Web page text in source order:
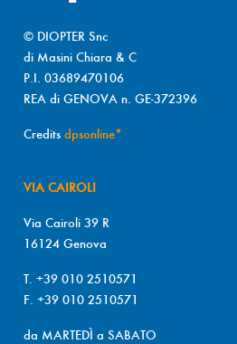
© DIOPTER Snc
di Masini Chiara & C
P.I. 03689470106
REA di GENOVA n. GE-372396
Credits dpsonline*
VIA CAIROLI
Via Cairoli 39 R
16124 Genova
T. +39 010 2510571
F. +39 010 2510571
da MARTEDÌ a SABATO